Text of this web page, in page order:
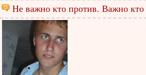
Не важно кто против. Важно кто